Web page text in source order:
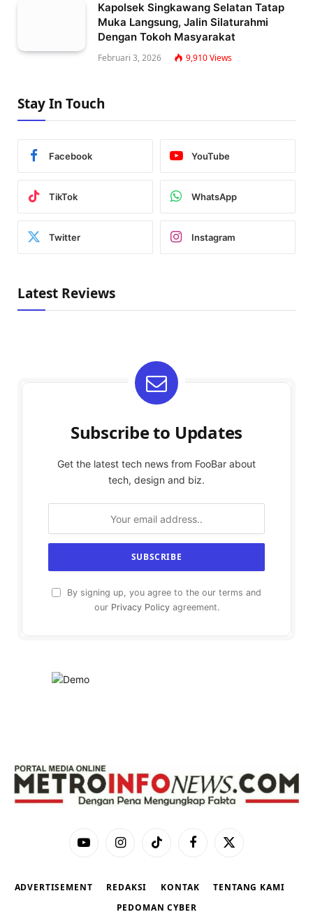
Kapolsek Singkawang Selatan Tatap
Muka Langsung, Jalin Silaturahmi
Dengan Tokoh Masyarakat
Februari 3, 2026 9,910Views
Stay In Touch
Facebook YouTube
TikTok WhatsApp
Twitter Instagram
Latest Reviews
Subscribe to Updates
Get the latest tech news from FooBar about
tech, design and biz.
By signing up, you agree to the our terms and
our Privacy Policyagreement.
YouTubeInstagramTikTok Facebook
X
ADVERTISEMENT REDAKSI KONTAK
TENTANG KAMI
PEDOMAN CYBER